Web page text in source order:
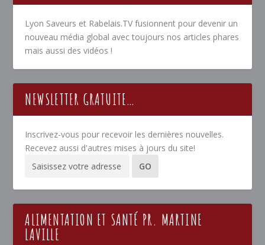
Lyon Saveurs et Rabelais.TV fusionnent pour devenir un
nouveau média global avec toujours nos articles phares
mais aussi des vidéos !
NEWSLETTER GRATUITE…
Inscrivez-vous pour recevoir les dernières nouvelles.
Recevez aussi d'autres mises à jours du site!
ALIMENTATION ET SANTÉ PR. MARTINE
LAVILLE